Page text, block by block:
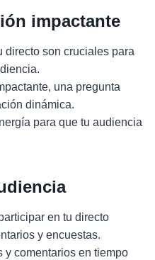
impactante
directo son cruciales para
una pregunta
dinámica.
para que tu audiencia
en tu directo
y encuestas.
y comentarios en tiempo